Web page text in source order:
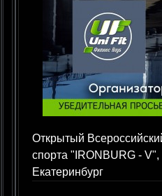
Открытый
спорта "IRONBURG -
Екатеринбург